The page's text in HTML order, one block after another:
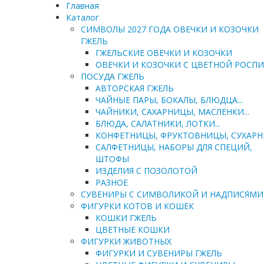
Главная
Каталог
СИМВОЛЫ 2027 ГОДА ОВЕЧКИ И КОЗОЧКИ
ГЖЕЛЬ
ГЖЕЛЬСКИЕ ОВЕЧКИ И КОЗОЧКИ
ОВЕЧКИ И КОЗОЧКИ С ЦВЕТНОЙ
ПОСУДА ГЖЕЛЬ
АВТОРСКАЯ ГЖЕЛЬ
ЧАЙНЫЕ ПАРЫ, БОКАЛЫ, БЛЮДЦА...
ЧАЙНИКИ, САХАРНИЦЫ, МАСЛЕНКИ...
БЛЮДА, САЛАТНИКИ, ЛОТКИ...
КОНФЕТНИЦЫ, ФРУКТОВНИЦЫ,
САЛФЕТНИЦЫ, НАБОРЫ ДЛЯ СПЕЦИЙ,
ШТОФЫ
ИЗДЕЛИЯ С ПОЗОЛОТОЙ
РАЗНОЕ
СУВЕНИРЫ С СИМВОЛИКОЙ И НАДПИСЯМИ
ФИГУРКИ КОТОВ И КОШЕК
КОШКИ ГЖЕЛЬ
ЦВЕТНЫЕ КОШКИ
ФИГУРКИ ЖИВОТНЫХ
ФИГУРКИ И СУВЕНИРЫ ГЖЕЛЬ